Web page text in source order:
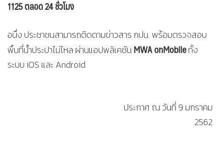
1125 ตลอด 24 ชั่วโมง
อนึ่ง ประชาชนสามารถติดตามข่าวสาร กปน. พร้อมตรวจสอบ
พื้นที่น้ำประปาไม่ไหล ผ่านแอปพลิเคชัน MWA onMobileทั้ง
ระบบ iOS และ Android
ประกาศ ณ วันที่ 9 มกราคม
2562